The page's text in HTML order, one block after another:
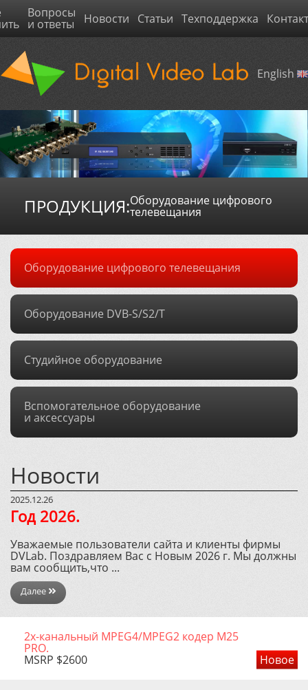
Вопросы
и ответы Новости Статьи Техподдержка
English
ПРОДУКЦИЯ:Оборудование цифрового
телевещания
Оборудование цифрового телевещания
Оборудование DVB-S/S2/T
Студийное оборудование
Вспомогательное оборудование
и аксессуары
Новости
2025.12.26
Год 2026.
Уважаемые пользователи сайта и клиенты фирмы
DVLab. Поздравляем Вас с Новым 2026 г. Мы должны
вам сообщить,что ...
Далее
2х-канальный MPEG4/MPEG2 кодер M25
PRO.
MSRP $2600 Новое